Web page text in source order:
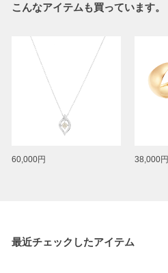
こんなアイテムも買っています。
60,000円 38,000円
最近チェックしたアイテム